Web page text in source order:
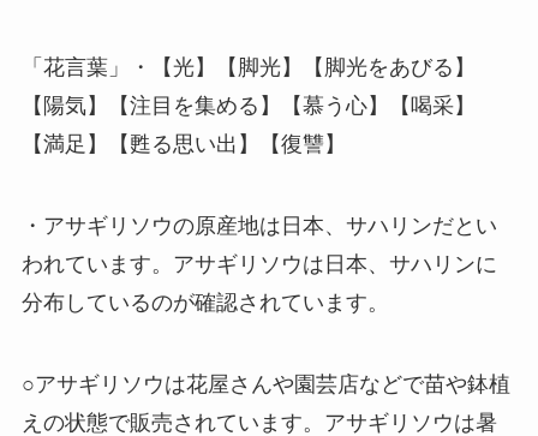
「花言葉」・【光】【脚光】【脚光をあびる】
【陽気】【注目を集める】【慕う心】【喝采】
【満足】【甦る思い出】【復讐】
・アサギリソウの原産地は日本、サハリンだとい
われています。アサギリソウは日本、サハリンに
分布しているのが確認されています。
○アサギリソウは花屋さんや園芸店などで苗や鉢植
えの状態で販売されています。アサギリソウは暑